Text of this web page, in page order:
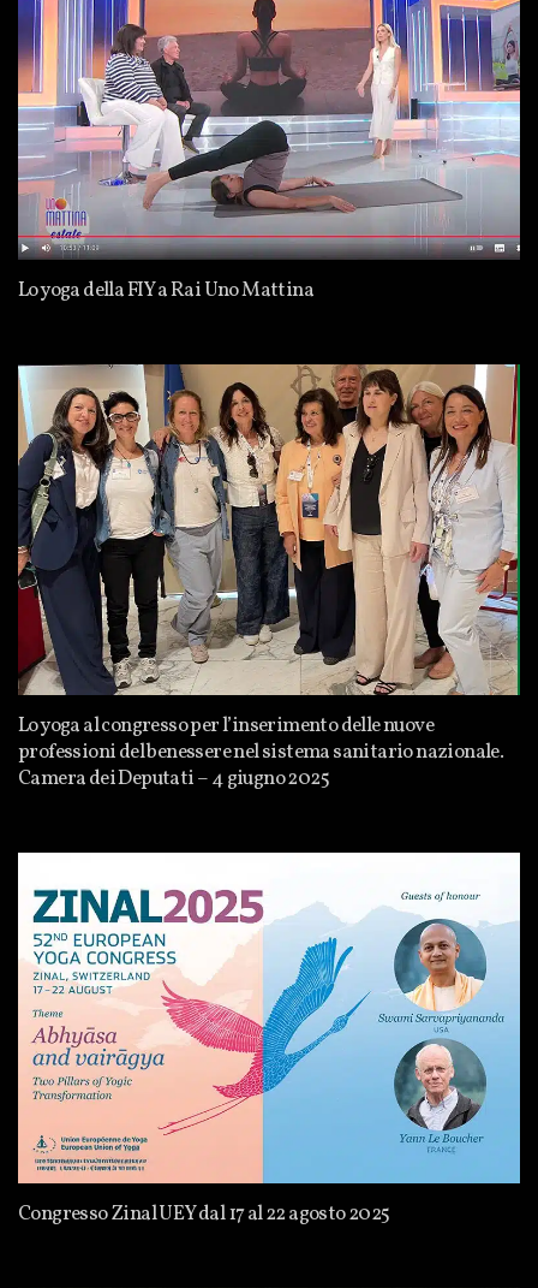
Lo yoga della FIY a Rai Uno Mattina
Lo yoga al congresso per l’inserimento delle nuove
professioni del benessere nel sistema sanitario nazionale.
Camera dei Deputati – 4 giugno 2025
Congresso Zinal UEY dal 17 al 22 agosto 2025